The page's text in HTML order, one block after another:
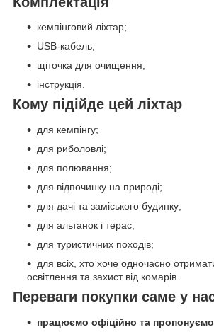
кемпінговий ліхтар;
USB-кабель;
щіточка для очищення;
інструкція.
Кому підійде цей ліхтар
для кемпінгу;
для риболовлі;
для полювання;
для відпочинку на природі;
для дачі та заміського будинку;
для альтанок і терас;
для туристичних походів;
для всіх, хто хоче одночасно
освітлення та захист від комарів.
Переваги покупки саме у
працюємо офіційно та пропонуємо